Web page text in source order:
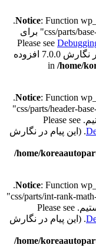
Notice: Function
.
قادر به خواندن کلید "path" با مقدار "/css/parts/base-rtl.css" برای
for more information. (این پیام در نگارش 7.0.0 افزوده
/home/
Notice: Function
.
قادر به خواندن کلید "path" با مقدار "/css/parts/header-base-rtl.css"
for more information. (این پیام در نگارش
/home/
Notice: Function
.
قادر به خواندن کلید "path" با مقدار "/css/parts/int-rank-math-rtl.css"
for more information. (این پیام در نگارش
/home/